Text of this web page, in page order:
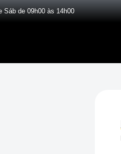
Sáb de 09h00 às 14h00